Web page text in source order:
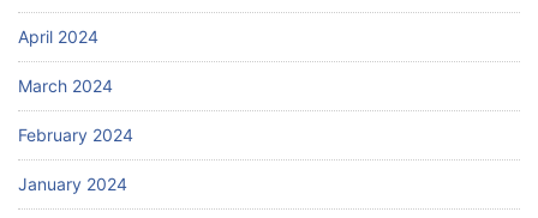
April 2024
March 2024
February 2024
January 2024